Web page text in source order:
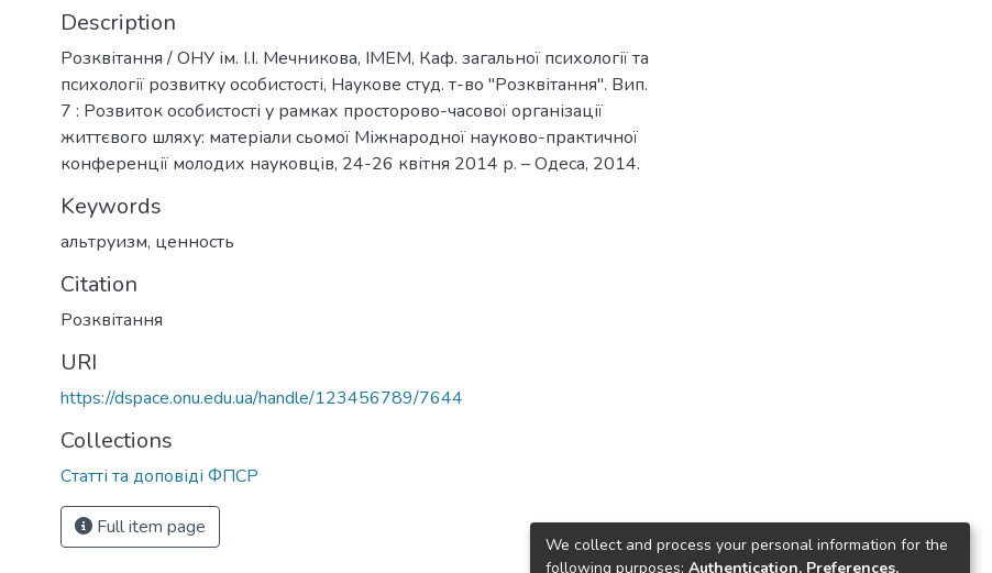
Description
Розквітання / ОНУ ім. І.І. Мечникова, ІМЕМ, Каф. загальної психології та
психології розвитку особистості, Наукове студ. т-во "Розквітання". Вип.
7 : Розвиток особистості у рамках просторово-часової організації
життєвого шляху: матеріали сьомої Міжнародної науково-практичної
конференції молодих науковців, 24-26 квітня 2014 р. – Одеса, 2014.
Keywords
альтруизм, ценность
Citation
Розквітання
URI
https://dspace.onu.edu.ua/handle/123456789/7644
Collections
Статті та доповіді ФПСР
Full item page
We collect and process your personal information for the
following purposes: Authentication, Preferences,